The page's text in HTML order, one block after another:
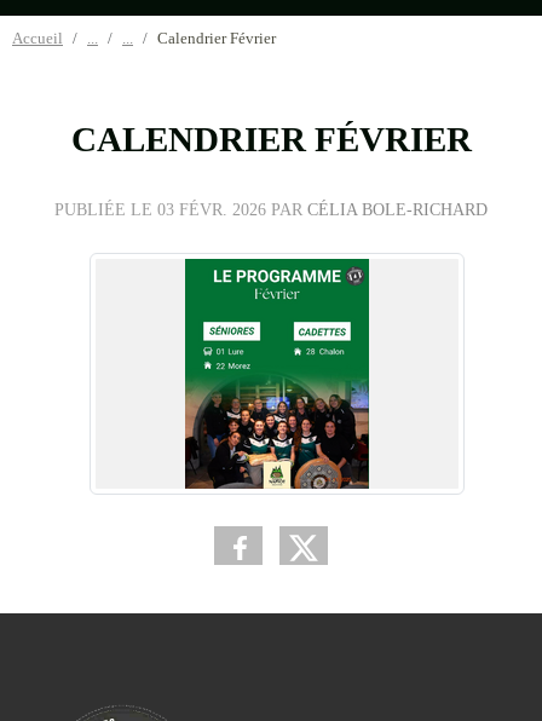
Accueil Calendrier Février
CALENDRIER FÉVRIER
PUBLIÉE LE 03 FÉVR. 2026 PAR CÉLIA BOLE-RICHARD